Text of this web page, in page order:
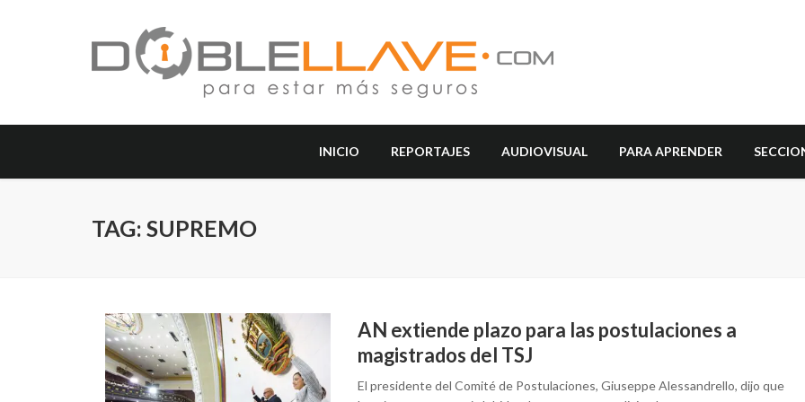
INICIO REPORTAJES AUDIOVISUAL PARA APRENDER
TAG: SUPREMO
AN extiende plazo para las postulaciones a
magistrados del TSJ
El presidente del Comité de Postulaciones, Giuseppe Alessandrello, dijo que